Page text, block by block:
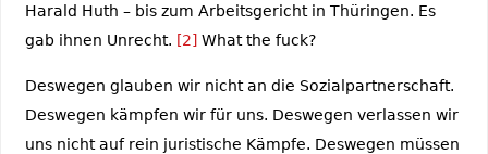
Harald Huth – bis zum Arbeitsgericht in Thüringen. Es
gab ihnen Unrecht. [2] What the fuck?
Deswegen glauben wir nicht an die Sozialpartnerschaft.
Deswegen kämpfen wir für uns. Deswegen verlassen wir
uns nicht auf rein juristische Kämpfe. Deswegen müssen